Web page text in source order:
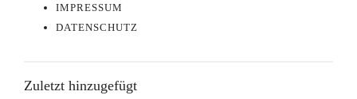
IMPRESSUM
DATENSCHUTZ
Zuletzt hinzugefügt